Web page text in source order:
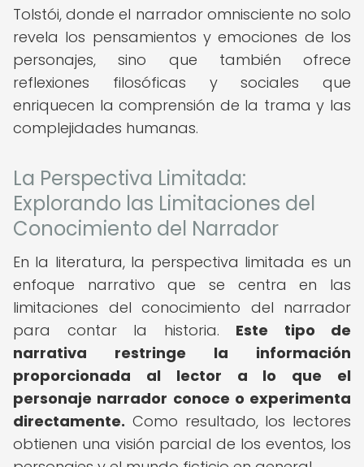
Tolstói, donde el narrador omnisciente no solo
revela los pensamientos y emociones de los
personajes, sino que también ofrece
reflexiones filosóficas y sociales que
enriquecen la comprensión de la trama y las
complejidades humanas.
La Perspectiva Limitada:
Explorando las Limitaciones del
Conocimiento del Narrador
En la literatura, la perspectiva limitada es un
enfoque narrativo que se centra en las
limitaciones del conocimiento del narrador
para contar la historia. Este tipo de
narrativa restringe la información
proporcionada al lector a lo que el
personaje narrador conoce o experimenta
directamente. Como resultado, los lectores
obtienen una visión parcial de los eventos, los